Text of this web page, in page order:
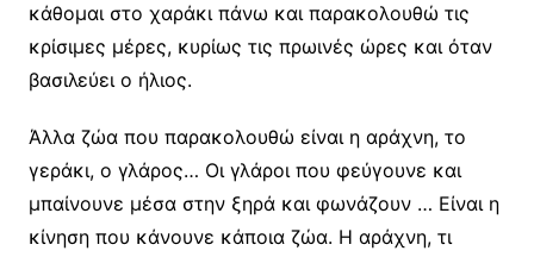
κάθομαι στο χαράκι πάνω και παρακολουθώ τις
κρίσιμες μέρες, κυρίως τις πρωινές ώρες και όταν
βασιλεύει ο ήλιος.
Άλλα ζώα που παρακολουθώ είναι η αράχνη, το
γεράκι, ο γλάρος… Οι γλάροι που φεύγουνε και
μπαίνουνε μέσα στην ξηρά και φωνάζουν … Είναι η
κίνηση που κάνουνε κάποια ζώα. Η αράχνη, τι